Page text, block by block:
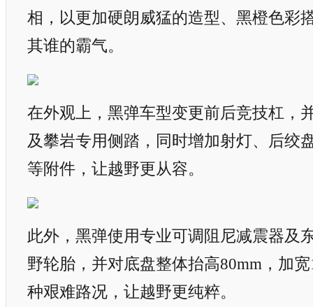
相，以更加硬朗威猛的造型、黑橙色彩
其谁的霸气。
在外观上，黑弹车型变更前后竞技杠，
及攀岩专用侧踏，同时增加射灯、后绞
等附件，让越野更从容。
此外，黑弹使用专业可调阻尼减震器及
野轮胎，并对底盘整体抬高80mm，加
种艰难路况，让越野更纯粹。